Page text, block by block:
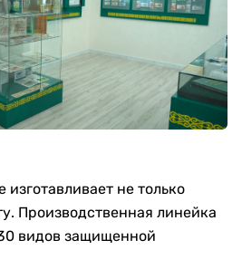
не только
Производственная линейка
видов защищенной